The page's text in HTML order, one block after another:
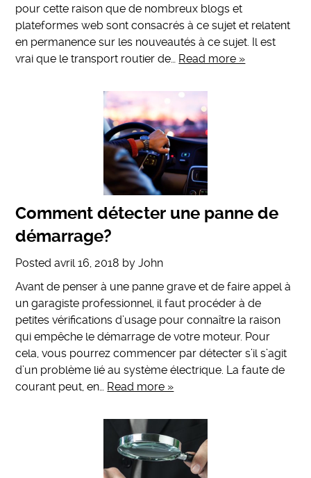
pour cette raison que de nombreux blogs et
plateformes web sont consacrés à ce sujet et relatent
en permanence sur les nouveautés à ce sujet. Il est
vrai que le transport routier de… Read more »
Comment détecter une panne de
démarrage?
Postedavril 16, 2018 byJohn
Avant de penser à une panne grave et de faire appel à
un garagiste professionnel, il faut procéder à de
petites vérifications d’usage pour connaître la raison
qui empêche le démarrage de votre moteur. Pour
cela, vous pourrez commencer par détecter s’il s’agit
d’un problème lié au système électrique. La faute de
courant peut, en… Read more »